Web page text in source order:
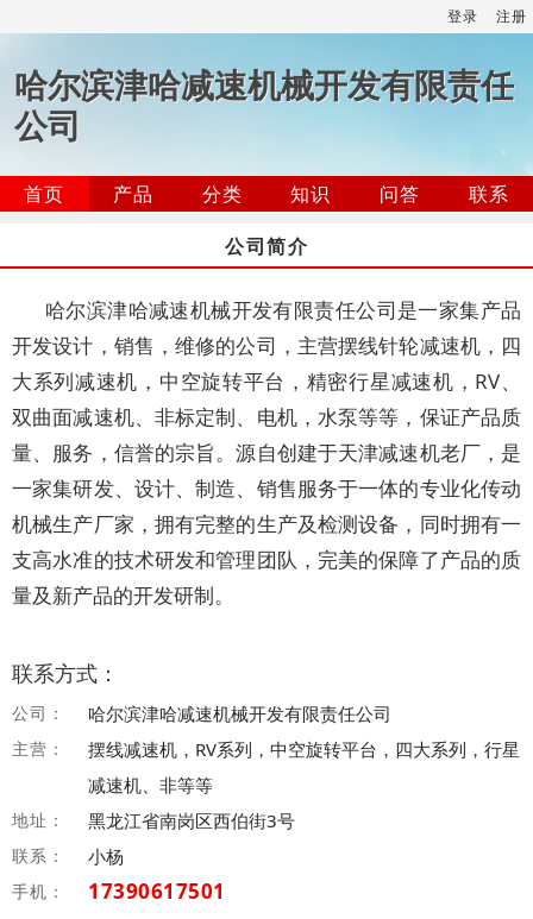
登录 注册
哈尔滨津哈减速机械开发有限责任
公司
首页 产品 分类 知识 问答
联系
公司简介
哈尔滨津哈减速机械开发有限责任公司是一家集产品
开发设计，销售，维修的公司，主营摆线针轮减速机，四
大系列减速机，中空旋转平台，精密行星减速机，RV、
双曲面减速机、非标定制、电机，水泵等等，保证产品质
量、服务，信誉的宗旨。源自创建于天津减速机老厂，是
一家集研发、设计、制造、销售服务于一体的专业化传动
机械生产厂家，拥有完整的生产及检测设备，同时拥有一
支高水准的技术研发和管理团队，完美的保障了产品的质
量及新产品的开发研制。
联系方式：
公司： 哈尔滨津哈减速机械开发有限责任公司
主营：
摆线减速机，RV系列，中空旋转平台，四大系列，行星
减速机、非等等
地址： 黑龙江省南岗区西伯街3号
联系： 小杨
手机： 17390617501